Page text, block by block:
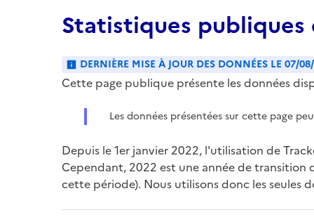
Statistiques publiques
DERNIÈRE MISE À JOUR DES DONNÉES LE 07/
Cette page publique présente les données
Les données présentées sur cette page
Depuis le 1er janvier 2022, l'utilisation de
Cependant, 2022 est une année de
cette période). Nous utilisons donc les